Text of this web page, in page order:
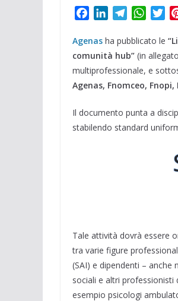
c
e
b
o
k
n
k
e
d
n
l
e
g
r
m
W
a
t
s
A
p
t
t
e
Agenas ha pubblicato le
comunità hub” (in
multiprofessionale, e
Agenas, Fnomceo,
Il documento punta a
stabilendo standard
Tale attività dovrà essere
tra varie figure
(SAI) e dipendenti –
sociali e altri professionisti
esempio psicologi